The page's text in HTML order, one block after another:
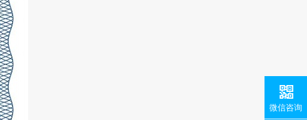
微信咨询